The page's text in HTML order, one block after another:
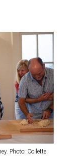
Photo: Collette